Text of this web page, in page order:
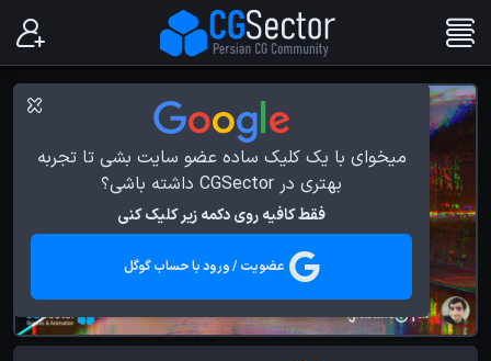
میخوای با یک کلیک ساده عضو سایت بشی تا تجربه
بهتری در CGSector داشته باشی؟
فقط کافیه روی دکمه زیر کلیک کنی
عضویت / ورود با حساب گوگل